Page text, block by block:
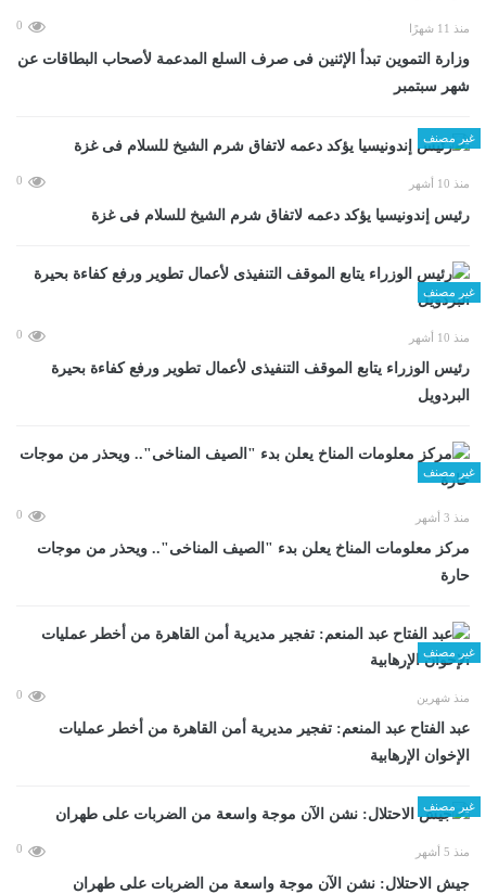
منذ 11 شهرًا 0
وزارة التموين تبدأ الإثنين فى صرف السلع المدعمة لأصحاب البطاقات عن
شهر سبتمبر
غير مصنف
منذ 10 أشهر 0
رئيس إندونيسيا يؤكد دعمه لاتفاق شرم الشيخ للسلام فى غزة
غير مصنف
منذ 10 أشهر 0
رئيس الوزراء يتابع الموقف التنفيذى لأعمال تطوير ورفع كفاءة بحيرة
البردويل
غير مصنف
منذ 3 أشهر 0
مركز معلومات المناخ يعلن بدء "الصيف المناخى".. ويحذر من موجات
حارة
غير مصنف
منذ شهرين 0
عبد الفتاح عبد المنعم: تفجير مديرية أمن القاهرة من أخطر عمليات
الإخوان الإرهابية
غير مصنف
منذ 5 أشهر 0
جيش الاحتلال: نشن الآن موجة واسعة من الضربات على طهران